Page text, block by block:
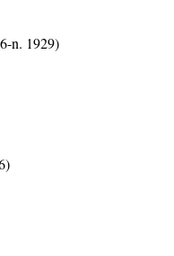
n. 1929)